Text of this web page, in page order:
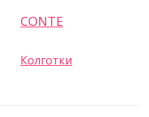
CONTE
Колготки